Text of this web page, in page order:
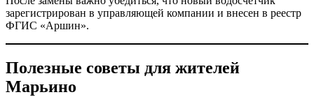
зарегистрирован в управляющей компании и внесен в реестр
ФГИС «Аршин».
Полезные советы для жителей
Марьино